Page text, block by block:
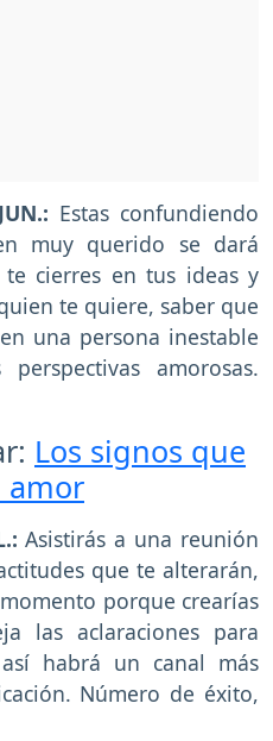
Estas confundiendo
muy querido se dará
cierres en tus ideas y
te quiere, saber que
una persona inestable
amorosas.
Los signos que
amor
Asistirás a una reunión
que te alterarán,
porque crearías
las aclaraciones para
habrá un canal más
Número de éxito,